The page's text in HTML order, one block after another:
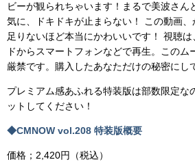
ビーが観られちゃいます！まるで美波さん
気に、ドキドキが止まらない！ この動画
足りないほど本当にかわいいです！ 視聴
ドからスマートフォンなどで再生。このム
厳禁です。購入したあなただけの秘密にし
プレミアム感あふれる特装版は部数限定な
ットしてください！
◆CMNOW vol.208 特装版概要
価格；2,420円（税込）